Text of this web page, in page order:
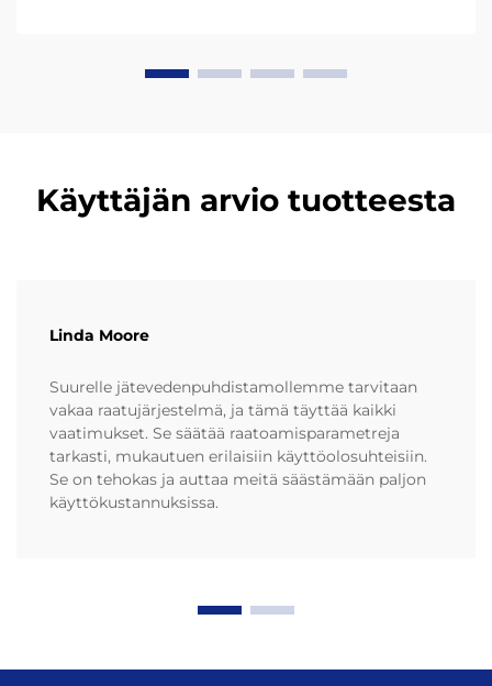
Käyttäjän arvio tuotteesta
Linda Moore
Suurelle jätevedenpuhdistamollemme tarvitaan
vakaa raatujärjestelmä, ja tämä täyttää kaikki
vaatimukset. Se säätää raatoamisparametreja
tarkasti, mukautuen erilaisiin käyttöolosuhteisiin.
Se on tehokas ja auttaa meitä säästämään paljon
käyttökustannuksissa.